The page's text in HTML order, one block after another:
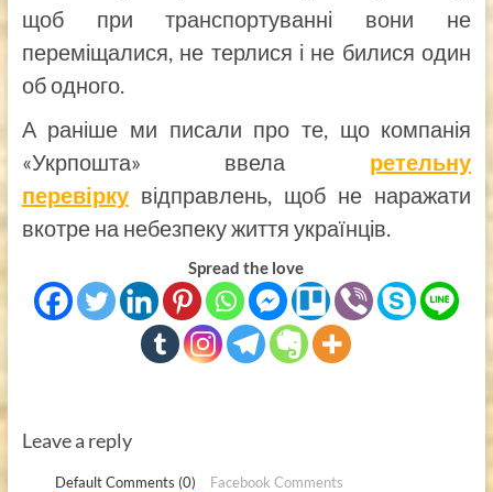
щоб при транспортуванні вони не
переміщалися, не терлися і не билися один
об одного.
А раніше ми писали про те, що компанія
«Укрпошта» ввела ретельну
перевіркувідправлень, щоб не наражати
вкотре на небезпеку життя українців.
Spread the love
Leave a reply
Default Comments (0) Facebook Comments